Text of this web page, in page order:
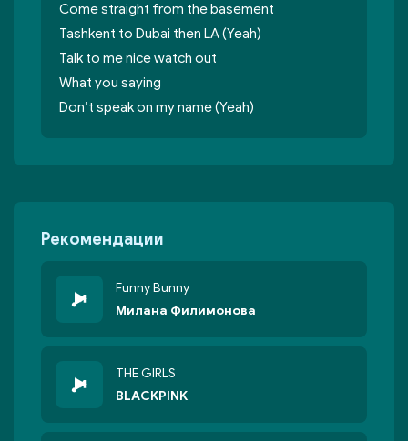
Come straight from the basement
Tashkent to Dubai then LA (Yeah)
Talk to me nice watch out
What you saying
Don’t speak on my name (Yeah)
Рекомендации
Funny Bunny
Милана Филимонова
THE GIRLS
BLACKPINK